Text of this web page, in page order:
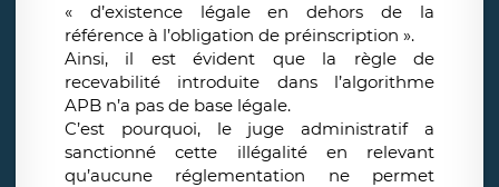
« d’existence légale en dehors de la
référence à l’obligation de préinscription ».
Ainsi, il est évident que la règle de
recevabilité introduite dans l’algorithme
APB n’a pas de base légale.
C’est pourquoi, le juge administratif a
sanctionné cette illégalité en relevant
qu’aucune réglementation ne permet